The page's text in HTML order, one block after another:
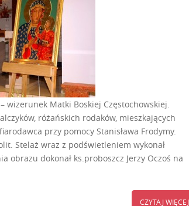
wizerunek Matki Boskiej Częstochowskiej.
różańskich rodaków, mieszkających
przy pomocy Stanisława Frodymy.
Stelaż wraz z podświetleniem wykonał
obrazu dokonał ks.proboszcz Jerzy Oczoś na
CZYTAJ WIĘCEJ